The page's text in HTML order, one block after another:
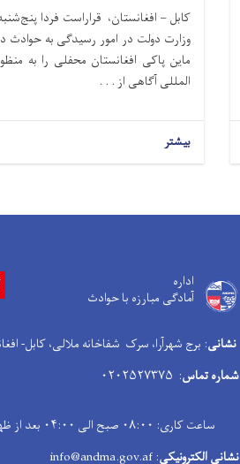
وزارت دولت در امور رسیدگی به حوادث
ماین پاکی افغانستان محفلی را به
المللی آگاهی از . . .
بیشتر
اداره
آمادگی مبارزه با حوادث
نشانی: برج شهرآرا، سرک شفاخانه ملالی، کابل-
شماره تماس: ۰۲۰۲۵۲۷۳۷۵
ساعت کاری: ۰۸:۰۰ صبح الی ۰۴:۰۰ بعد از ظهر
نشانی الکترونیکی: info@andma.gov.af